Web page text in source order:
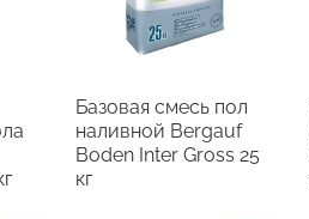
Базовая смесь пол
наливной Bergauf
Boden Inter Gross 25
кг